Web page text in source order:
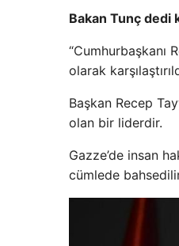
Bakan Tunç dedi
“Cumhurbaşkanı
olarak
Başkan Recep
olan bir liderdir.
Gazze’de insan
cümlede